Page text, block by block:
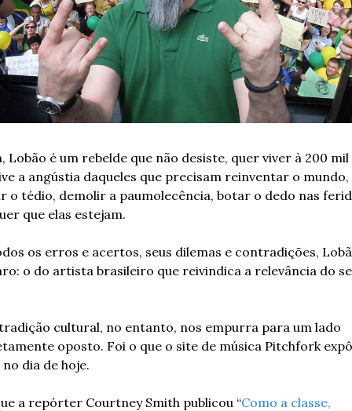
Lobão é um rebelde que não desiste, quer viver à 200
a angústia daqueles que precisam reinventar o mundo,
o tédio, demolir a paumolecência, botar o dedo nas
que elas estejam.
os erros e acertos, seus dilemas e contradições,
o do artista brasileiro que reivindica a relevância do
cultural, no entanto, nos empurra para um lado
oposto. Foi o que o site de música Pitchfork
dia de hoje.
a repórter Courtney Smith publicou “Como a classe,